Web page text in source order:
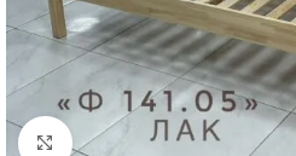
Нажмите, чтобы увеличить